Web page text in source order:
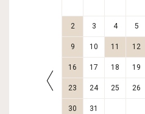
2 3 4 5
9 10 11 12
16 17 18 19
23 24 25 26
30 31